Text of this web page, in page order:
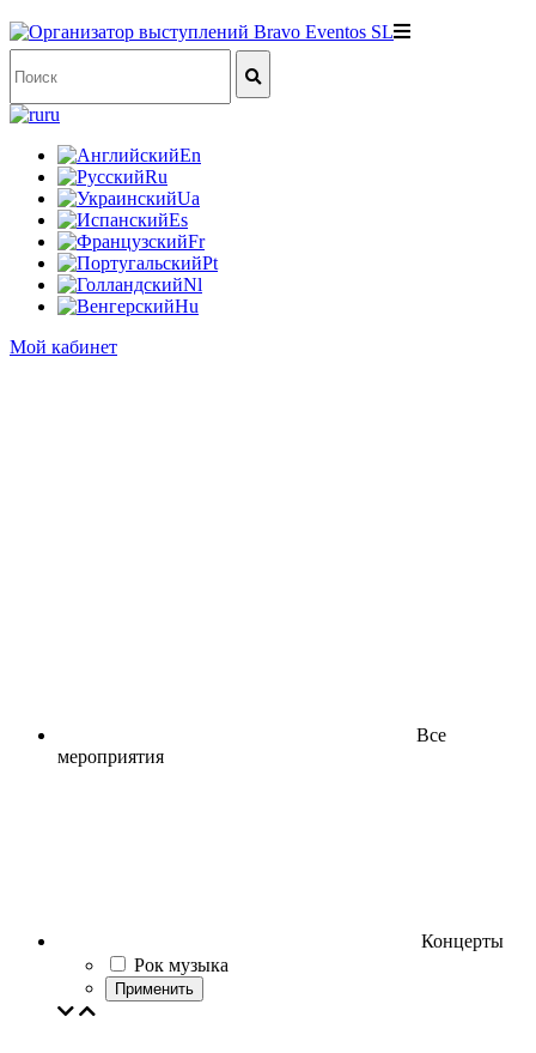
ru
En
Ru
Ua
Es
Fr
Pt
Nl
Hu
Мой кабинет
Все
мероприятия
Концерты
Рок музыка
Применить